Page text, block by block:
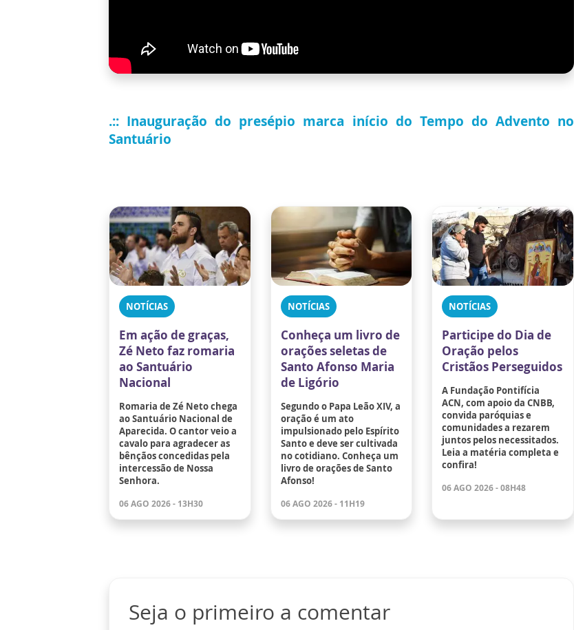
.:: Inauguração do presépio marca início do Tempo do Advento no
Santuário
NOTÍCIAS
Em ação de graças,
Zé Neto faz romaria
ao Santuário
Nacional
Romaria de Zé Neto chega
ao Santuário Nacional de
Aparecida. O cantor veio a
cavalo para agradecer as
bênçãos concedidas pela
intercessão de Nossa
Senhora.
06 AGO 2026 - 13H30
NOTÍCIAS
Conheça um livro de
orações seletas de
Santo Afonso Maria
de Ligório
Segundo o Papa Leão XIV, a
oração é um ato
impulsionado pelo Espírito
Santo e deve ser cultivada
no cotidiano. Conheça um
livro de orações de Santo
Afonso!
06 AGO 2026 - 11H19
NOTÍCIAS
Participe do Dia de
Oração pelos
Cristãos Perseguidos
A Fundação Pontifícia
ACN, com apoio da CNBB,
convida paróquias e
comunidades a rezarem
juntos pelos necessitados.
Leia a matéria completa e
confira!
06 AGO 2026 - 08H48
Seja o primeiro a comentar